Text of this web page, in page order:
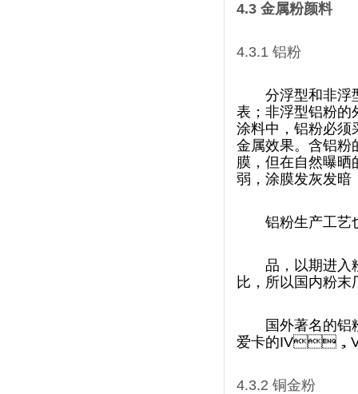
4.3 金属粉颜料
4.3.1 铝粉
分浮型和非浮型
表；非浮型铝粉的
涂料中，铝粉必
金属效果。含
膜，但在自然曝晒
弱，涂膜发灰发暗
铝粉生产工艺
品，以期进
比，所以国内粉
国外著名的铝粉
爱卡的IV，
4.3.2 铜金粉